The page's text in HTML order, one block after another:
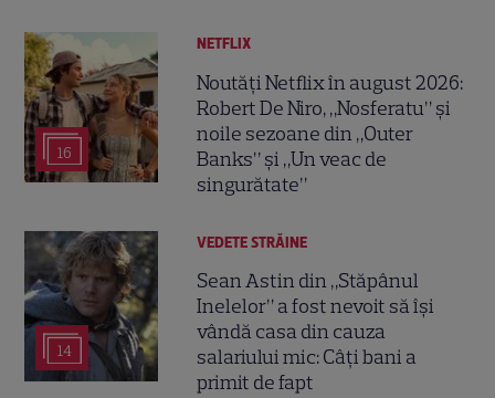
16
NETFLIX
Noutăți Netflix în august 2026:
Robert De Niro, „Nosferatu” și
noile sezoane din „Outer
Banks” și „Un veac de
singurătate”
14
VEDETE STRĂINE
Sean Astin din „Stăpânul
Inelelor” a fost nevoit să își
vândă casa din cauza
salariului mic: Câți bani a
primit de fapt